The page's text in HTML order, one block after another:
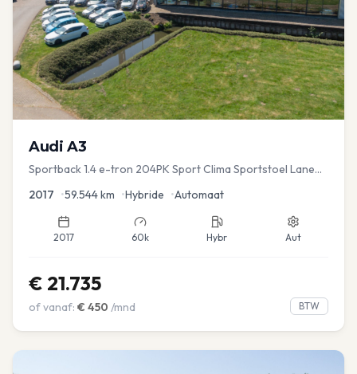
Audi A3
Sportback 1.4 e-tron 204PK Sport Clima Sportstoel Lane
2017 •59.544km •Hybride •Automaat
2017 60k Hybr Aut
€ 21.735
of vanaf: € 450 /mnd BTW